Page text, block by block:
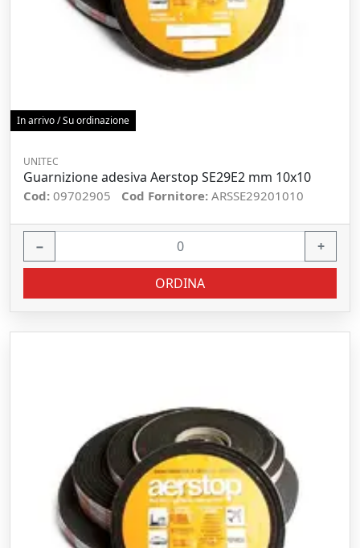
In arrivo / Su ordinazione
UNITEC
Guarnizione adesiva Aerstop SE29E2 mm 10x10
Cod: 09702905 Cod Fornitore: ARSSE29201010
− +
ORDINA